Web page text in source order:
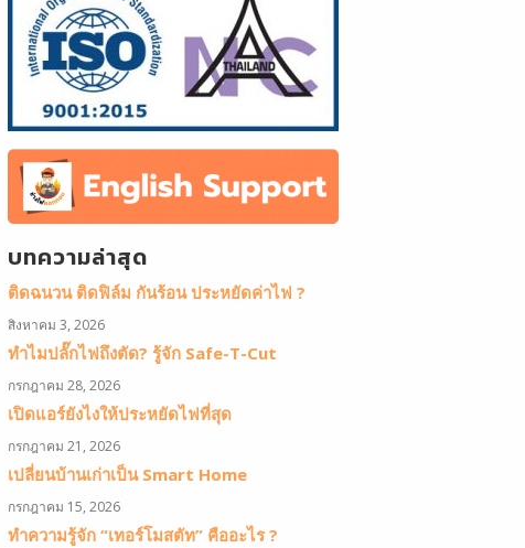
บทความล่าสุด
ติดฉนวน ติดฟิล์ม กันร้อน ประหยัดค่าไฟ ?
สิงหาคม 3, 2026
ทำไมปลั๊กไฟถึงตัด? รู้จัก Safe-T-Cut
กรกฎาคม 28, 2026
เปิดแอร์ยังไงให้ประหยัดไฟที่สุด
กรกฎาคม 21, 2026
เปลี่ยนบ้านเก่าเป็น Smart Home
กรกฎาคม 15, 2026
ทำความรู้จัก “เทอร์โมสตัท” คืออะไร ?